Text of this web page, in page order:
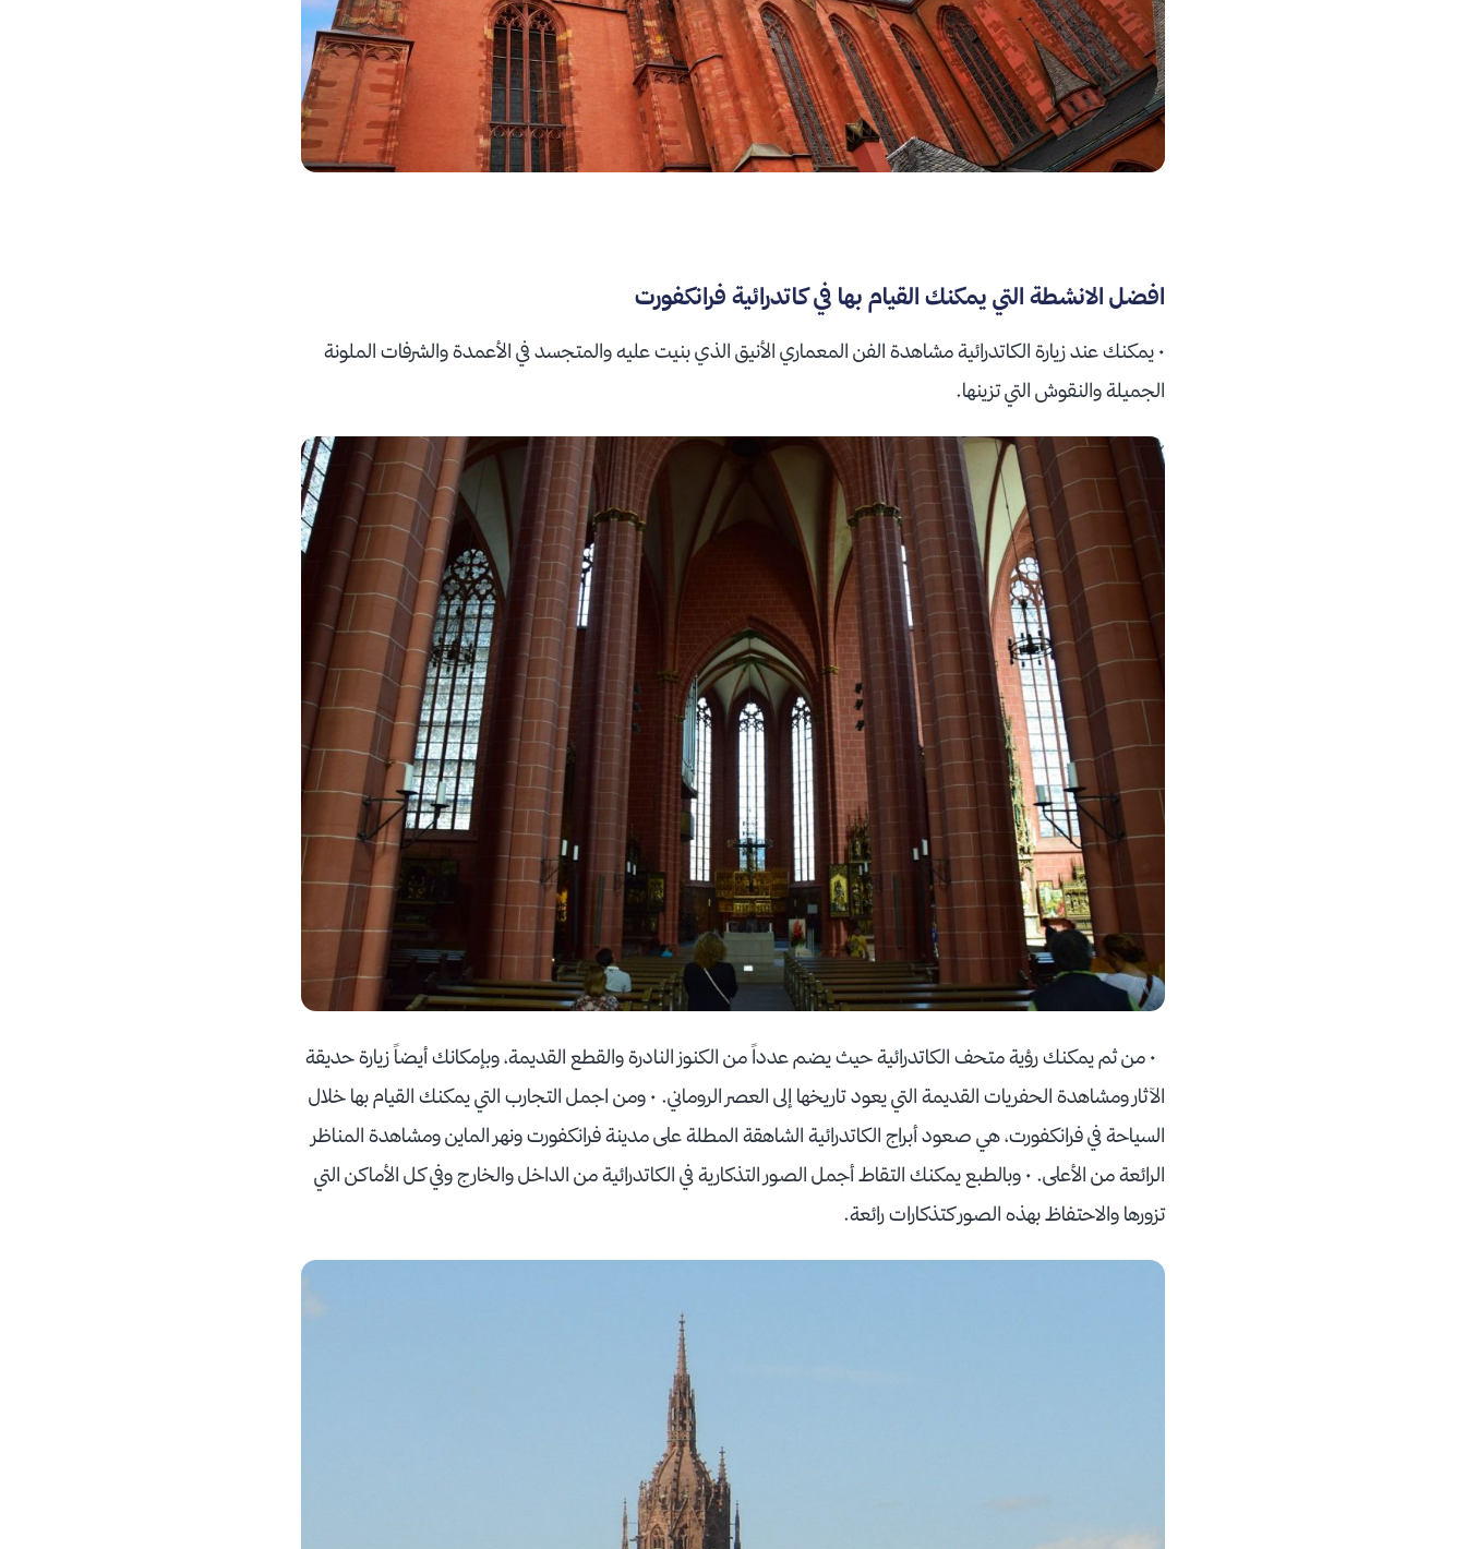
افضل الانشطة التي يمكنك القيام بها في كاتدرائية فرانكفورت
• يمكنك عند زيارة الكاتدرائية مشاهدة الفن المعماري الأنيق الذي بنيت عليه والمتجسد في الأعمدة والشرفات الملونة
الجميلة والنقوش التي تزينها.
• من ثم يمكنك رؤية متحف الكاتدرائية حيث يضم عدداً من الكنوز النادرة والقطع القديمة، وبإمكانك أيضاً زيارة حديقة
الآثار ومشاهدة الحفريات القديمة التي يعود تاريخها إلى العصر الروماني. • ومن اجمل التجارب التي يمكنك القيام بها خلال
السياحة في فرانكفورت، هي صعود أبراج الكاتدرائية الشاهقة المطلة على مدينة فرانكفورت ونهر الماين ومشاهدة المناظر
الرائعة من الأعلى. • وبالطبع يمكنك التقاط أجمل الصور التذكارية في الكاتدرائية من الداخل والخارج وفي كل الأماكن التي
تزورها والاحتفاظ بهذه الصور كتذكارات رائعة.